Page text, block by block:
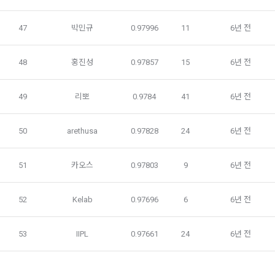
구글 로그인
로그인 하시려면 아래 이메일로 인증이 필요합니다. 이메일을 다
차를 완료하여 주시기 바랍니다.
수집할 수 있다.
3. “개인회원” 및 “인재회원”은 언제든지 원하는 경우에 서비스
다.
다. 인재풀 등록 서비스
마. 기타 "회사"가 추가 개발하거나 제휴계약 등을 통해 "회원"에
에서 이용자에게 개인정보 제공 동의 등을 받은 후에 데이콘에
제공합니다.
6) 기기정보와 같은 생성정보는 PC웹, 모바일 웹/앱 이용 과정
에서 자동으로 생성되어 수집될 수 있습니다.
4. 수집한 개인정보의 이용
데이콘 및 데이콘 관련 제반 서비스(모바일 웹/앱 포함)의 회원
관리, 서비스 개발·제공 및 향상, 안전한 인터넷 이용환경 구축
회원 가입 의사의 확인, 이용자 및 법정대리인의 본인 확인, 이용
47 박민규 0.97996 11 6년 전
48 홍진성 0.97857 15 6년 전
49 리뽀 0.9784 41 6년 전
50 arethusa 0.97828 24 6년 전
51 카오스 0.97803 9 6년 전
52 Kelab 0.97696 6 6년 전
53 IIPL 0.97661 24 6년 전